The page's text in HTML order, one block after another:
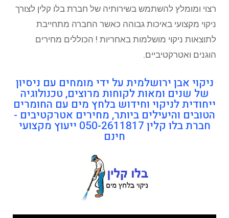
רצוי ומומלץ להשתמש בשירותיה של חברת בלו קלין לצורך
ניקוי מקצועי באיכות גבוהה כאשר החברה מתחייבת
לתוצאות ניקוי מושלמות באחריות ! הכוללים מחירים
הוגנים ואטרקטיביים.
ניקוי אבן ירושלמית על ידי מומחים עם ניסיון
של שנים ומאות לקוחות מרוצים, טכנולוגיה
ייחודית לניקוי וחידוש בלחץ מים עם החומרים
הטובים והיעילים ביותר, מחירים אטרקטיבים -
חברת בלו קלין 050-2611817 ייעוץ מקצועי
חינם